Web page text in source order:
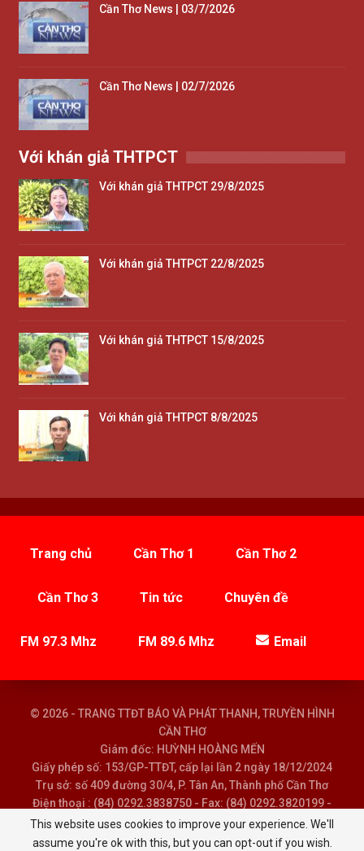
Cần Thơ News | 03/7/2026
Cần Thơ News | 02/7/2026
Với khán giả THTPCT
Với khán giả THTPCT 29/8/2025
Với khán giả THTPCT 22/8/2025
Với khán giả THTPCT 15/8/2025
Với khán giả THTPCT 8/8/2025
Trang chủ Cần Thơ 1 Cần Thơ 2
Cần Thơ 3 Tin tức Chuyên đề
FM 97.3 Mhz FM 89.6 Mhz Email
© 2026 - TRANG TTĐT BÁO VÀ PHÁT THANH, TRUYỀN HÌNH
CẦN THƠ
Giám đốc: HUỲNH HOÀNG MẾN
Giấy phép số: 153/GP-TTĐT, cấp lại lần 2 ngày 18/12/2024
Trụ sở: số 409 đường 30/4, P. Tân An, Thành phố Cần Thơ
Điện thoại : (84) 0292.3838750 - Fax: (84) 0292.3820199 -
Email : baoptth@cantho.gov.vn
This website uses cookies to improve your experience. We'll
assume you're ok with this, but you can opt-out if you wish.